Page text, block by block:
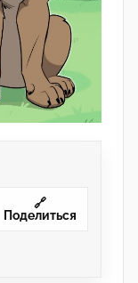
🔗
Поделиться